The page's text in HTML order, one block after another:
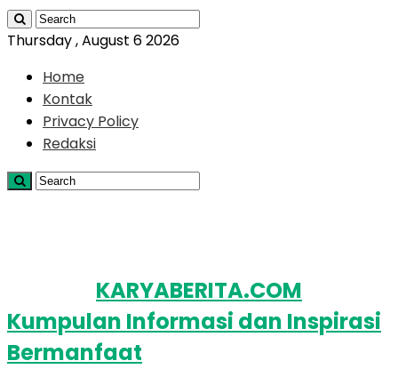
Thursday , August 6 2026
Home
Kontak
Privacy Policy
Redaksi
KARYABERITA.COM
Kumpulan Informasi dan Inspirasi
Bermanfaat